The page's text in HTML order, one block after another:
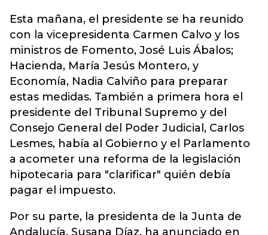
Esta mañana, el presidente se ha reunido
con la vicepresidenta Carmen Calvo y los
ministros de Fomento, José Luis Ábalos;
Hacienda, María Jesús Montero, y
Economía, Nadia Calviño para preparar
estas medidas. También a primera hora el
presidente del Tribunal Supremo y del
Consejo General del Poder Judicial, Carlos
Lesmes, había al Gobierno y el Parlamento
a acometer una reforma de la legislación
hipotecaria para "clarificar" quién debía
pagar el impuesto.
Por su parte, la presidenta de la Junta de
Andalucía, Susana Díaz, ha anunciado en